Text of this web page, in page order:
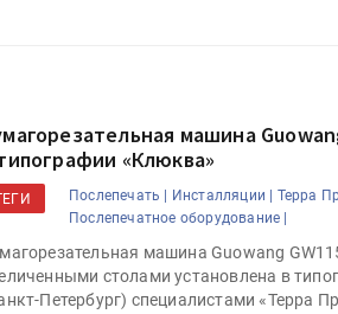
машина
«Клюква»
Послепечать | Инсталляции |
Терра
Послепечатное оборудование |
машина Guowang
столами установлена в
Петербург) специалистами «Терра
«Калькулятор
«Дубль В»
фольги для